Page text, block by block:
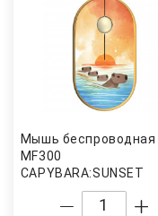
Мышь беcпроводная
MF300
CAPYBARA:SUNSET
SILENT WL/BT (2E-
MF300WCAPIBARAYW),